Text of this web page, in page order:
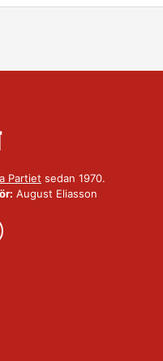
Partiet sedan 1970.
August Eliasson